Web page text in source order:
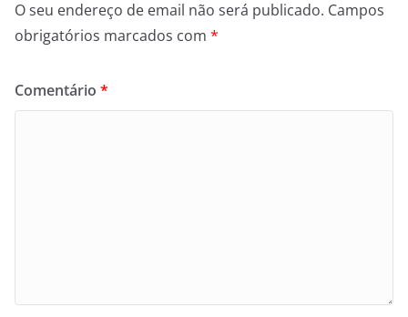
O seu endereço de email não será publicado. Campos
obrigatórios marcados com *
Comentário *